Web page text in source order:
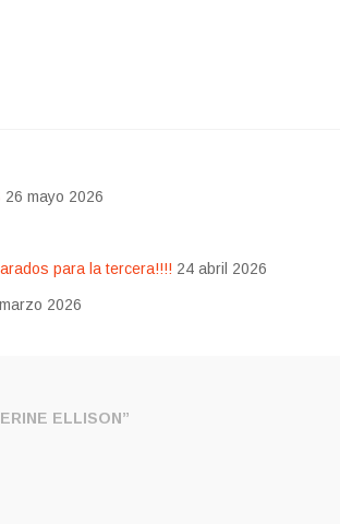
26 mayo 2026
para la tercera!!!! 24 abril 2026
2026
ELLISON”